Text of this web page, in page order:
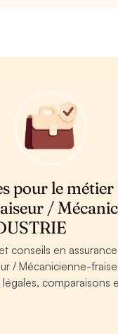
pour le métier
/
conseils en
/ Mécanicienne-
comparaisons